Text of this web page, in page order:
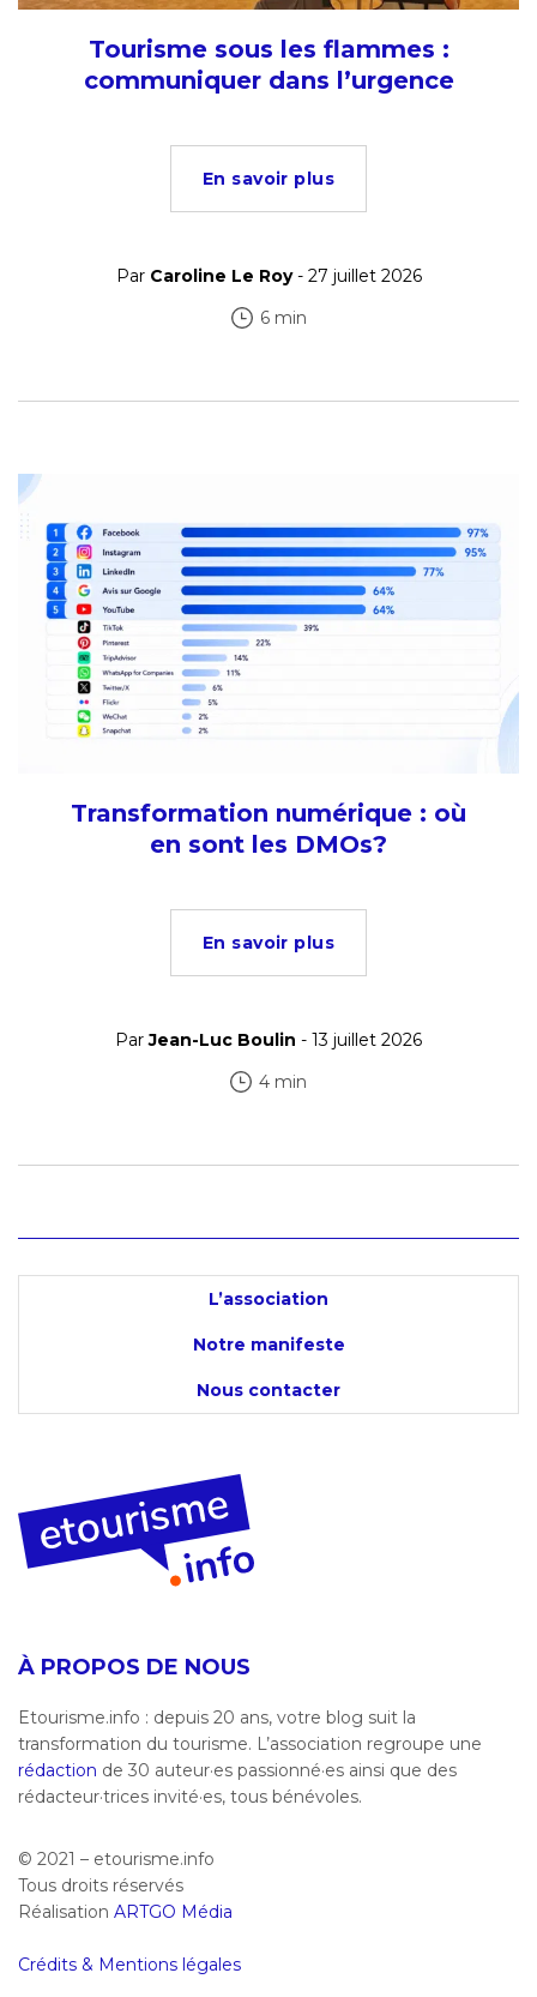
Tourisme sous les flammes :
communiquer dans l’urgence
En savoir plus
Par Caroline Le Roy- 27 juillet 2026
6 min
Transformation numérique : où
en sont les DMOs?
En savoir plus
ParJean-Luc Boulin - 13 juillet 2026
4 min
L’association
Notre manifeste
Nous contacter
À PROPOS DE NOUS
Etourisme.info : depuis 20 ans, votre blog suit la
transformation du tourisme. L’association regroupe une
rédaction de 30 auteur·es passionné·es ainsi que des
rédacteur·trices invité·es, tous bénévoles.
© 2021 – etourisme.info
Tous droits réservés
Réalisation ARTGO Média
Crédits & Mentions légales